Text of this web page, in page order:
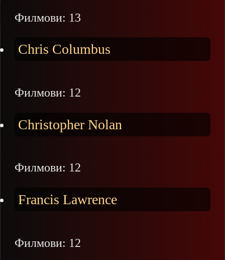
Филмови: 13
Chris Columbus
Филмови: 12
Christopher Nolan
Филмови: 12
Francis Lawrence
Филмови: 12